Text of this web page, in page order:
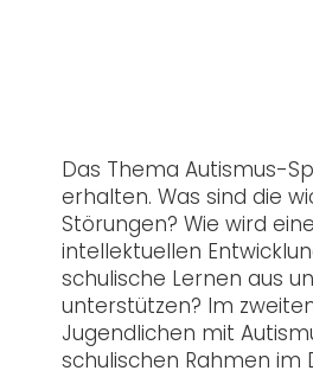
Das Thema Autismus-
erhalten. Was sind die
Störungen? Wie wird
intellektuellen
schulische Lernen aus
unterstützen? Im
Jugendlichen mit
schulischen Rahmen